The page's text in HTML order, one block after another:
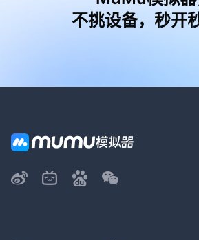
不挑设备，秒开